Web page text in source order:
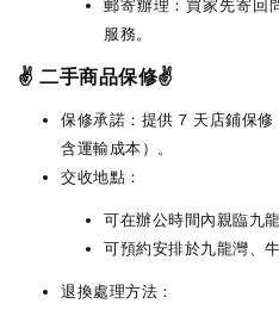
郵寄辦理：買家先寄回
服務。
✌️ 二手商品保修✌️
保修承諾：提供 7 天店鋪保
含運輸成本）。
交收地點：
可在辦公時間內親臨九
可預約安排於九龍灣、
退換處理方法：